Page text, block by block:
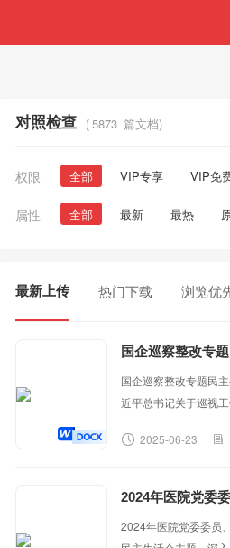
对照检查 ( 5873 篇文档)
权限 全部 VIP专享 VIP免
属性 全部 最新 最热
最新上传 热门下载 浏览优
国企巡察整改专
国企巡察整改专题民
近平总书记关于巡视
委制定了落实巡察反
2025-06-23
2024年医院党委
2024年医院党委委员